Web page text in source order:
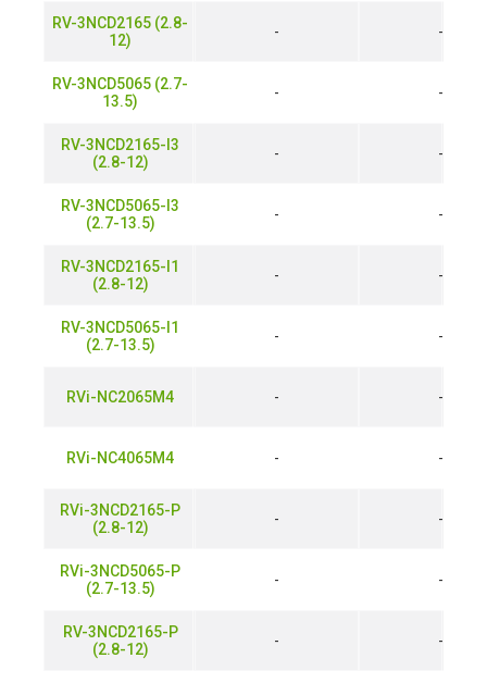
RV-3NCD2165 (2.8-
12)
RV-3NCD5065 (2.7-
13.5)
RV-3NCD2165-I3
(2.8-12)
RV-3NCD5065-I3
(2.7-13.5)
RV-3NCD2165-I1
(2.8-12)
RV-3NCD5065-I1
(2.7-13.5)
RVi-NC2065M4
RVi-NC4065M4
RVi-3NCD2165-P
(2.8-12)
RVi-3NCD5065-P
(2.7-13.5)
RV-3NCD2165-P
(2.8-12)
- -
- -
- -
- -
- -
- -
- -
- -
- -
- -
- -